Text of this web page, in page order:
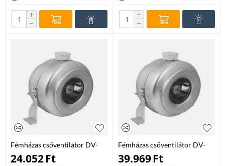
+
−
+
−
Fémházas csőventilátor DV-
315
24.052Ft
Fémházas csőventilátor DV-
355
39.969Ft